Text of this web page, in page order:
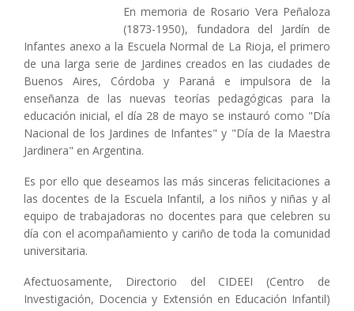
En memoria de Rosario Vera Peñaloza
(1873-1950), fundadora del Jardín de
Infantes anexo a la Escuela Normal de La Rioja, el primero
de una larga serie de Jardines creados en las ciudades de
Buenos Aires, Córdoba y Paraná e impulsora de la
enseñanza de las nuevas teorías pedagógicas para la
educación inicial, el día 28 de mayo se instauró como "Día
Nacional de los Jardines de Infantes" y "Día de la Maestra
Jardinera" en Argentina.
Es por ello que deseamos las más sinceras felicitaciones a
las docentes de la Escuela Infantil, a los niños y niñas y al
equipo de trabajadoras no docentes para que celebren su
día con el acompañamiento y cariño de toda la comunidad
universitaria.
Afectuosamente, Directorio del CIDEEI (Centro de
Investigación, Docencia y Extensión en Educación Infantil)